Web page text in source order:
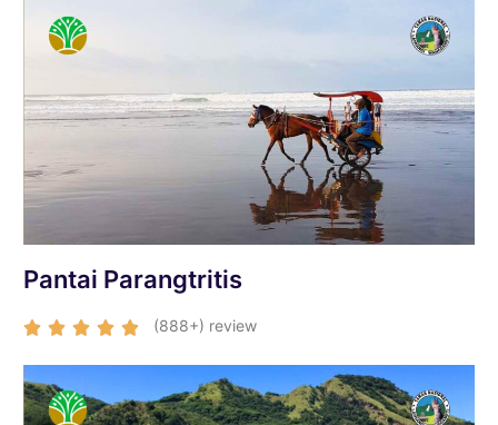
Pantai Parangtritis
     (888+) review